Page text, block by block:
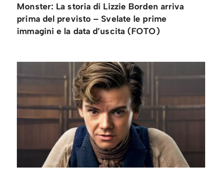
Monster: La storia di Lizzie Borden arriva
prima del previsto – Svelate le prime
immagini e la data d’uscita (FOTO)